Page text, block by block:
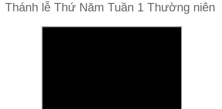
Thánh lễ Thứ Năm Tuần 1 Thường niên